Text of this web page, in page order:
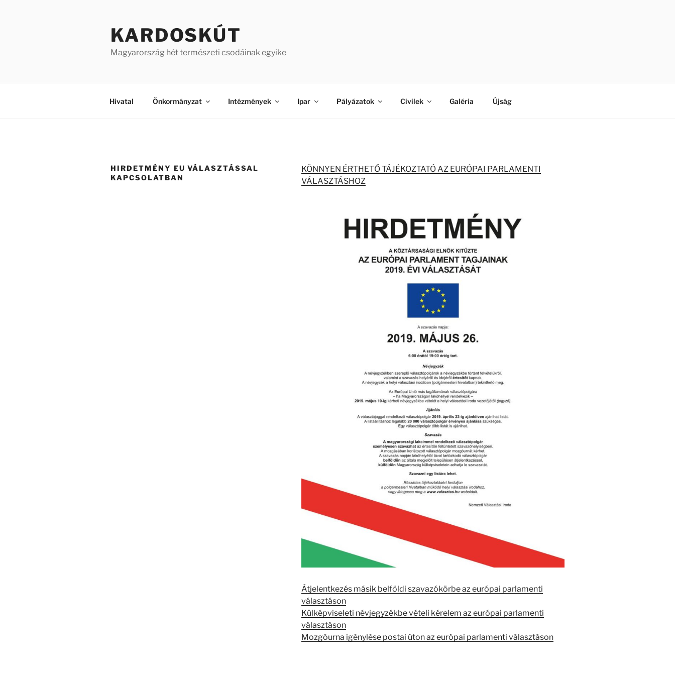
KARDOSKÚT
Magyarország hét természeti csodáinak egyike
Hivatal Önkormányzat Intézmények Ipar Pályázatok Civilek Galéria Újság
HIRDETMÉNY EU VÁLASZTÁSSAL
KAPCSOLATBAN
KÖNNYEN ÉRTHETŐ TÁJÉKOZTATÓ AZ EURÓPAI PARLAMENTI
VÁLASZTÁSHOZ
Átjelentkezés másik belföldi szavazókörbe az európai parlamenti
választáson
Külképviseleti névjegyzékbe vételi kérelem az európai parlamenti
választáson
Mozgóurna igénylése postai úton az európai parlamenti választáson